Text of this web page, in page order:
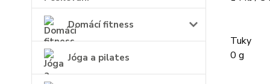
Domácí fitness
Jóga a pilates
Tuky
0 g